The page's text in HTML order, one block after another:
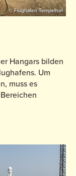
© Flughafen Tempelhof
Hangars bilden
Um
muss es